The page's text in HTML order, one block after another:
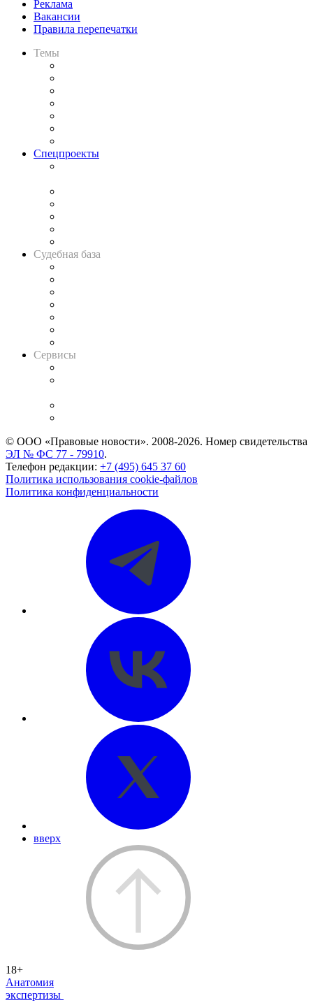
Реклама
Вакансии
Правила перепечатки
Темы
Спецпроекты
Судебная база
Сервисы
© ООО «Правовые новости». 2008-2026. Номер свидетельства
ЭЛ № ФС 77 - 79910.
Телефон редакции: +7 (495) 645 37 60
Политика использования cookie-файлов
Политика конфиденциальности
вверх
18+
Анатомия
экспертизы